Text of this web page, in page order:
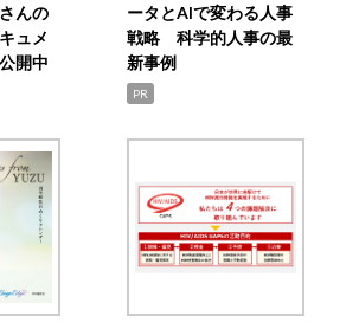
んの
ュメ
開中
ータとAIで変わる人事
戦略 科学的人事の最
新事例
PR